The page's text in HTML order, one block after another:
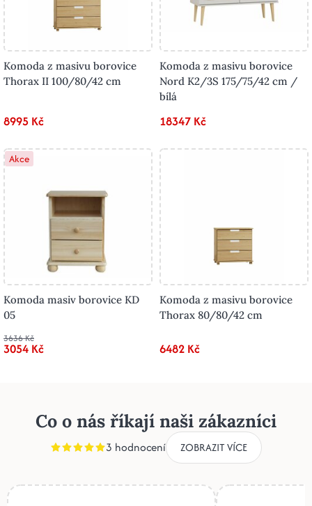
Komoda z masivu borovice
Thorax II 100/80/42 cm
8995 Kč
Komoda z masivu borovice
Nord K2/3S 175/75/42 cm /
bílá
18347 Kč
Akce
Komoda masiv borovice KD
05
3636 Kč
3054 Kč
Komoda z masivu borovice
Thorax 80/80/42 cm
6482 Kč
Co o nás říkají naši zákazníci
3 hodnocení ZOBRAZIT VÍCE